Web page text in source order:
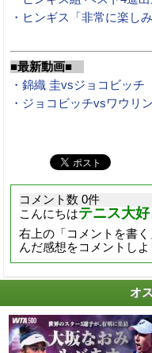
・ヒンギス「非常に楽しみ
■最新動画■
・錦織 圭vsジョコビッチ
・ジョコビッチvsワウリ
コメント数 0件
こんにちはテニス大好
右上の「コメントを書
んだ感想をコメントしよ
オ